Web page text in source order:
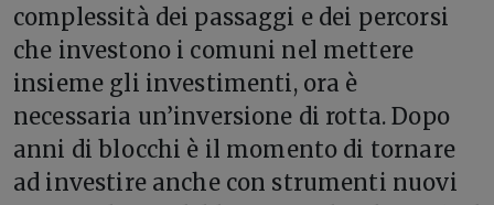
complessità dei passaggi e dei percorsi
che investono i comuni nel mettere
insieme gli investimenti, ora è
necessaria un’inversione di rotta. Dopo
anni di blocchi è il momento di tornare
ad investire anche con strumenti nuovi